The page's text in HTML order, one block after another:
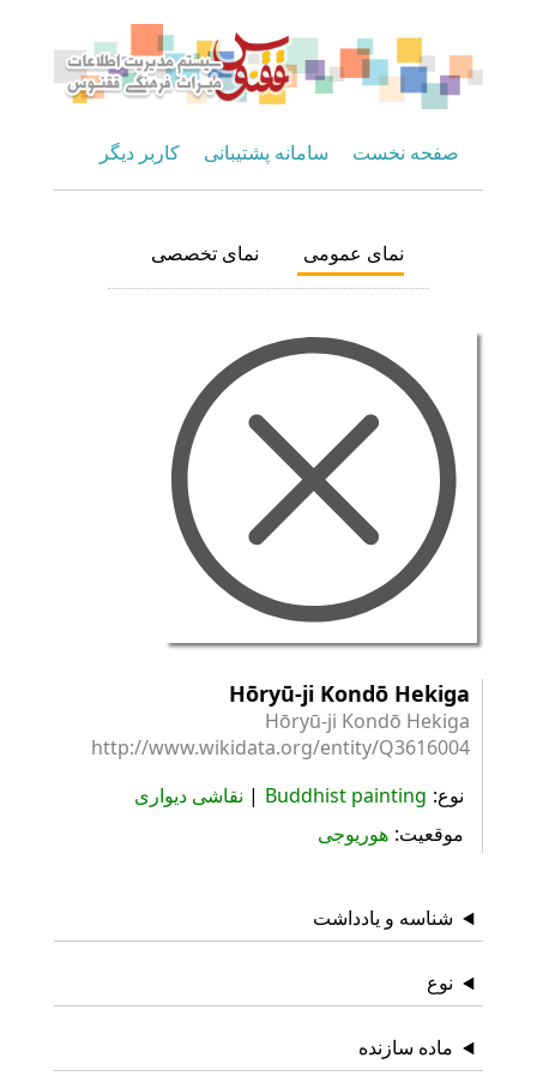
صفحه نخست سامانه پشتیبانی کاربر دیگر
نمای عمومی نمای تخصصی
Hōryū-ji Kondō Hekiga
Hōryū-ji Kondō Hekiga
http://www.wikidata.org/entity/Q3616004
نوع Buddhist painting
نقاشی دیواری
موقعیت هوریوجی
شناسه و یادداشت
نوع
ماده سازنده